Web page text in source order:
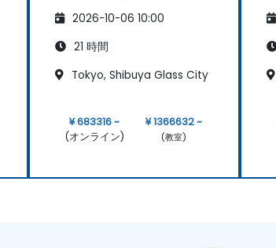
2026-10-06 10:00
21 時間
Tokyo, Shibuya Glass City
¥ 683316 ~
(オンライン)
¥ 1366632 ~
(教室)